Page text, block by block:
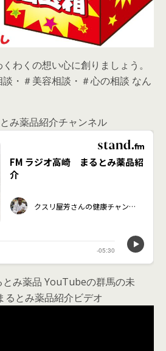
わくの想い心に創りましょう。
・＃美容相談・＃心の相談 なん
み薬品紹介チャンネル
み薬品 YouTubeの群馬の未
るとみ薬品紹介ビデオ